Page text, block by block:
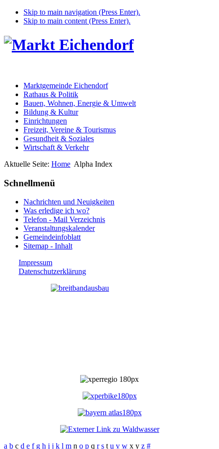
Skip to main navigation (Press Enter).
Skip to main content (Press Enter).
Marktgemeinde Eichendorf
Rathaus & Politik
Bauen, Wohnen, Energie & Umwelt
Bildung & Kultur
Einrichtungen
Freizeit, Vereine & Tourismus
Gesundheit & Soziales
Wirtschaft & Verkehr
Aktuelle Seite: Home Alpha Index
Schnellmenü
Nachrichten und Neuigkeiten
Was erledige ich wo?
Telefon - Mail Verzeichnis
Veranstaltungskalender
Gemeindeinfoblatt
Sitemap - Inhalt
Impressum
Datenschutzerklärung
a b c d e f g h i j k l m n o p q r s t u v w x y z #